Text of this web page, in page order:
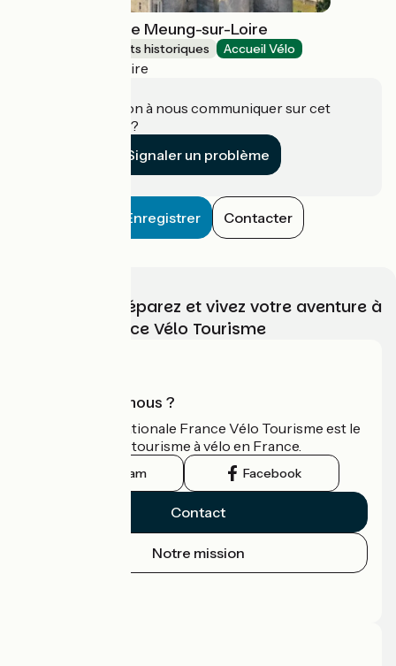
Château-Parc de Meung-sur-Loire
Sites et monuments historiques Accueil Vélo
Meung-sur-Loire
Une information à nous communiquer sur cet
établissement ?
Signaler un problème
Enregistrer Contacter
Choisissez, préparez et vivez votre aventure à
vélo avec France Vélo Tourisme
Qui sommes-nous ?
L'association nationale France Vélo Tourisme est le
guide officiel du tourisme à vélo en France.
Instagram Facebook
Contact
Notre mission